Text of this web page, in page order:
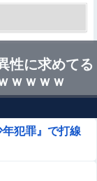
言わなきゃ入
たら志願者がめ
対応を間違え
子縁組届を偽
撮りえ●ち♥
性に求めてる
ｗｗｗｗ
年犯罪』で打線